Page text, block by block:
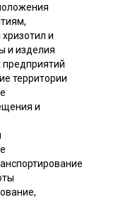
и
и изделия
территории
и